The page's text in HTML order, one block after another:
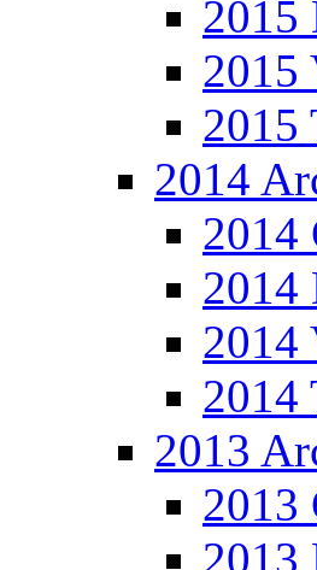
2015
2015
2015
2014
2014
2014
2014
2014
2013
2013
2013